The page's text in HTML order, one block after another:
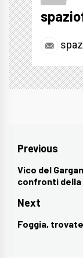
articoli
Previous
Previous
post:
Vico del
confronti della
Next
Next
Foggia,